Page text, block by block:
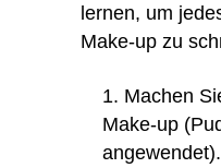
lernen, um
Make-up zu
Machen
Make-up
angewendet).